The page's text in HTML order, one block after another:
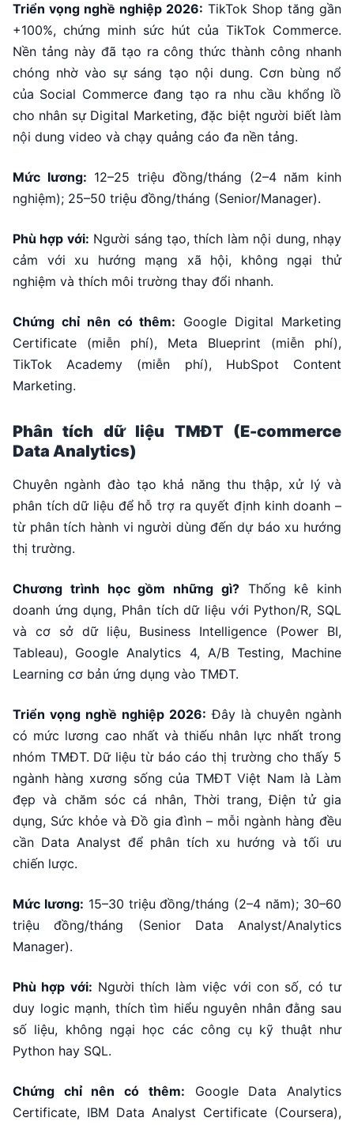
Triển vọng nghề nghiệp 2026: TikTok Shop tăng gần
+100%, chứng minh sức hút của TikTok Commerce.
Nền tảng này đã tạo ra công thức thành công nhanh
chóng nhờ vào sự sáng tạo nội dung. Cơn bùng nổ
của Social Commerce đang tạo ra nhu cầu khổng lồ
cho nhân sự Digital Marketing, đặc biệt người biết làm
nội dung video và chạy quảng cáo đa nền tảng.
Mức lương: 12–25 triệu đồng/tháng (2–4 năm kinh
nghiệm); 25–50 triệu đồng/tháng (Senior/Manager).
Phù hợp với: Người sáng tạo, thích làm nội dung, nhạy
cảm với xu hướng mạng xã hội, không ngại thử
nghiệm và thích môi trường thay đổi nhanh.
Chứng chỉ nên có thêm: Google Digital Marketing
Certificate (miễn phí), Meta Blueprint (miễn phí),
TikTok Academy (miễn phí), HubSpot Content
Marketing.
Phân tích dữ liệu TMĐT (E-commerce
Data Analytics)
Chuyên ngành đào tạo khả năng thu thập, xử lý và
phân tích dữ liệu để hỗ trợ ra quyết định kinh doanh –
từ phân tích hành vi người dùng đến dự báo xu hướng
thị trường.
Chương trình học gồm những gì?Thống kê kinh
doanh ứng dụng, Phân tích dữ liệu với Python/R, SQL
và cơ sở dữ liệu, Business Intelligence (Power BI,
Tableau), Google Analytics 4, A/B Testing, Machine
Learning cơ bản ứng dụng vào TMĐT.
Triển vọng nghề nghiệp 2026: Đây là chuyên ngành
có mức lương cao nhất và thiếu nhân lực nhất trong
nhóm TMĐT. Dữ liệu từ báo cáo thị trường cho thấy 5
ngành hàng xương sống của TMĐT Việt Nam là Làm
đẹp và chăm sóc cá nhân, Thời trang, Điện tử gia
dụng, Sức khỏe và Đồ gia đình – mỗi ngành hàng đều
cần Data Analyst để phân tích xu hướng và tối ưu
chiến lược.
Mức lương: 15–30 triệu đồng/tháng (2–4 năm); 30–60
triệu đồng/tháng (Senior Data Analyst/Analytics
Manager).
Phù hợp với: Người thích làm việc với con số, có tư
duy logic mạnh, thích tìm hiểu nguyên nhân đằng sau
số liệu, không ngại học các công cụ kỹ thuật như
Python hay SQL.
Chứng chỉ nên có thêm: Google Data Analytics
Certificate, IBM Data Analyst Certificate (Coursera),